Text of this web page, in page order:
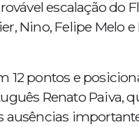
escalação do
Nino, Felipe Melo
12 pontos e
Renato Paiva,
ausências